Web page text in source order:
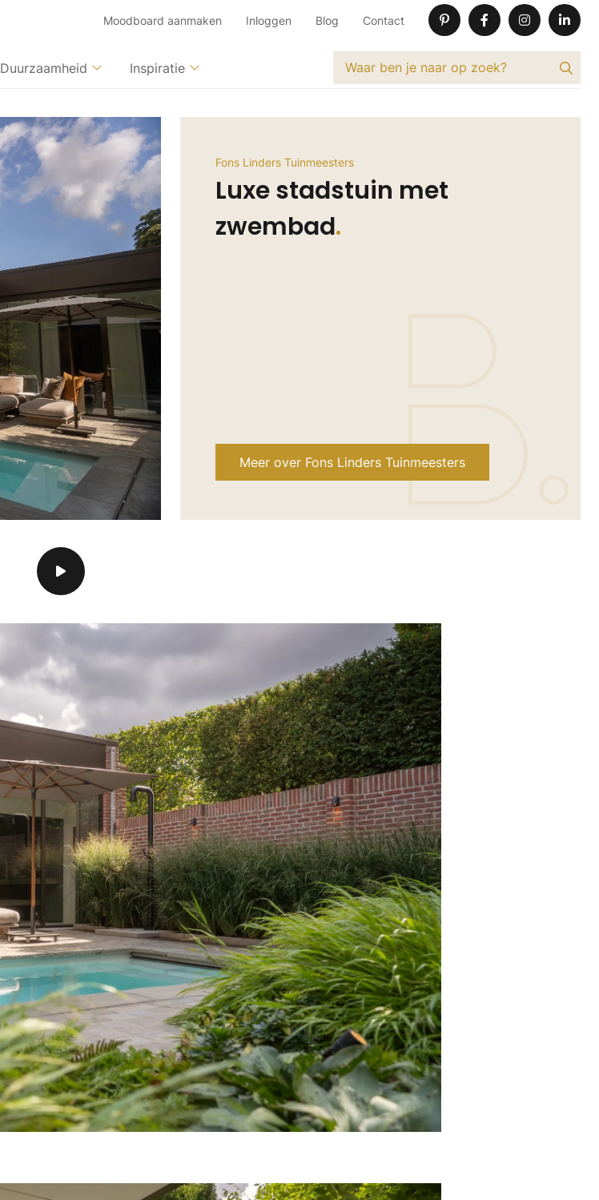
Moodboard aanmaken Inloggen Blog Contact
Duurzaamheid Inspiratie
Fons Linders Tuinmeesters
Luxe stadstuin met
zwembad
Meer over Fons Linders Tuinmeesters